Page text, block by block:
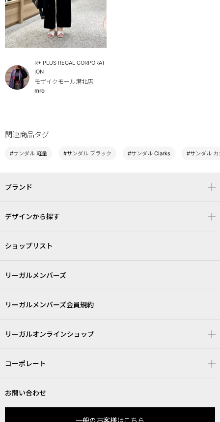
R+ PLUS REGAL CORPORAT
ION
モザイクモール港北店
mro
関連商品タグ
#サンダル 軽量 #サンダル ブラック #サンダル Clarks #サンダル カ
ブランド
デザインから探す
ショップリスト
リーガルメンバーズ
リーガルメンバーズ会員規約
リーガルオンラインショップ
コーポレート
お問い合わせ
一般のお客様はこちら